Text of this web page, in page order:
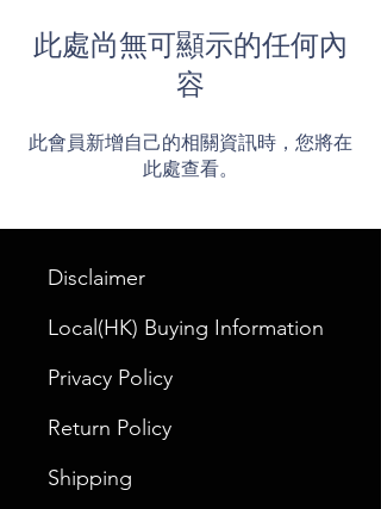
此處尚無可顯示的任何內
容
此會員新增自己的相關資訊時，您將在
此處查看。
Disclaimer
Local(HK) Buying Information
Privacy Policy
Return Policy
Shipping